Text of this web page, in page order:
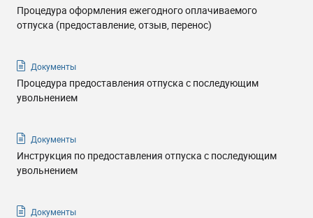
Процедура оформления ежегодного оплачиваемого
отпуска (предоставление, отзыв, перенос)
Документы
Процедура предоставления отпуска с последующим
увольнением
Документы
Инструкция по предоставления отпуска с последующим
увольнением
Документы